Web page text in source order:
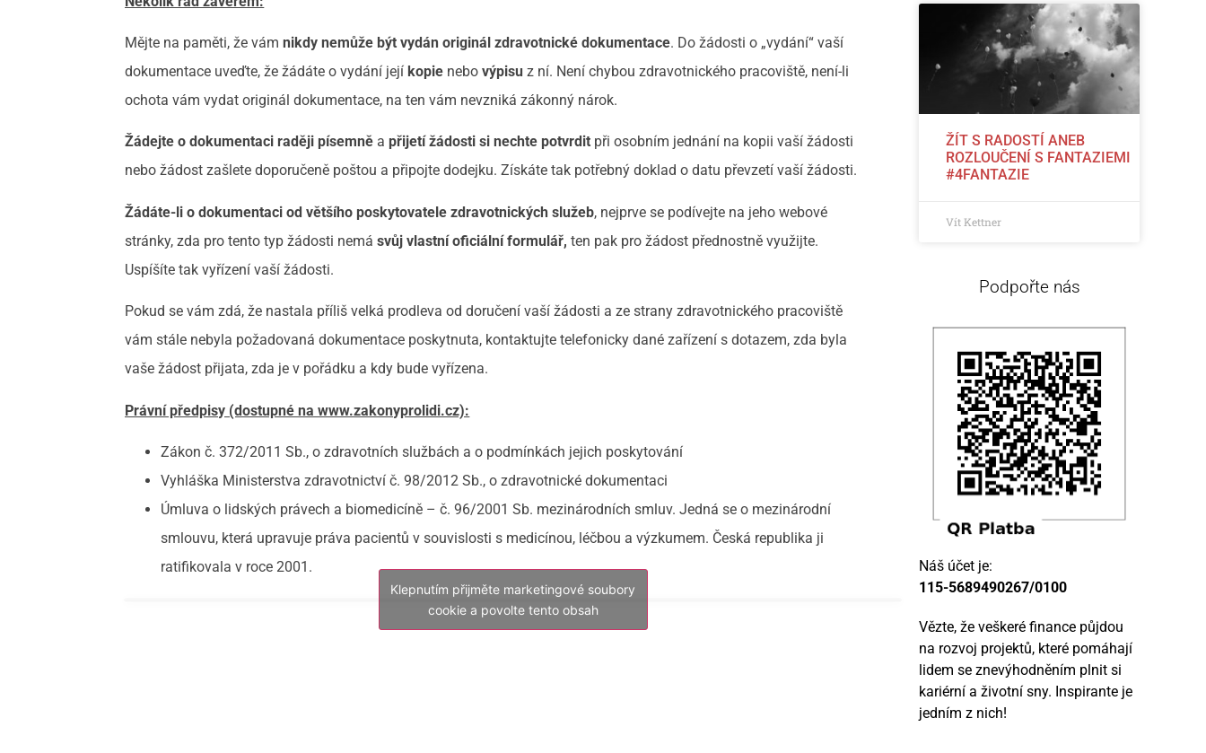
Mějte na paměti, že vámnikdy nemůže být vydán originál zdravotnické dokumentace. Do žádosti o „vydání“ vaší
dokumentace uveďte, že žádáte o vydání jejíkopie nebovýpisuz ní. Není chybou zdravotnického pracoviště, není-li
ochota vám vydat originál dokumentace, na ten vám nevzniká zákonný nárok.
Žádejte o dokumentaci raději písemně apřijetí žádosti si nechte potvrdit při osobním jednání na kopii vaší žádosti
nebo žádost zašlete doporučeně poštou a připojte dodejku. Získáte tak potřebný doklad o datu převzetí vaší žádosti.
Žádáte-li o dokumentaci od většího poskytovatele zdravotnických služeb, nejprve se podívejte na jeho webové
stránky, zda pro tento typ žádosti nemásvůj vlastní oficiální formulář, ten pak pro žádost přednostně využijte.
Uspíšíte tak vyřízení vaší žádosti.
Pokud se vám zdá, že nastala příliš velká prodleva od doručení vaší žádosti a ze strany zdravotnického pracoviště
vám stále nebyla požadovaná dokumentace poskytnuta, kontaktujte telefonicky dané zařízení s dotazem, zda byla
vaše žádost přijata, zda je v pořádku a kdy bude vyřízena.
Právní předpisy (dostupné na www.zakonyprolidi.cz):
Zákon č. 372/2011 Sb., o zdravotních službách a o podmínkách jejich poskytování
Vyhláška Ministerstva zdravotnictví č. 98/2012 Sb., o zdravotnické dokumentaci
Úmluva o lidských právech a biomedicíně – č. 96/2001 Sb. mezinárodních smluv. Jedná se o mezinárodní
smlouvu, která upravuje práva pacientů v souvislosti s medicínou, léčbou a výzkumem. Česká republika ji
ratifikovala v roce 2001.
Klepnutím přijměte marketingové soubory
cookie a povolte tento obsah
ŽÍT S RADOSTÍ ANEB
ROZLOUČENÍ S FANTAZIEMI
#4FANTAZIE
Vít Kettner
Podpořte nás
Náš účet je:
115-5689490267/0100
Vězte, že veškeré finance půjdou
na rozvoj projektů, které pomáhají
lidem se znevýhodněním plnit si
kariérní a životní sny. Inspirante je
jedním z nich!